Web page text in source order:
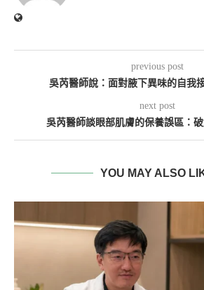
previous post
吳芮醫師說：面對腋下異味的自我
next post
吳芮醫師談眼部肌膚的保養誤區：
YOU MAY ALSO